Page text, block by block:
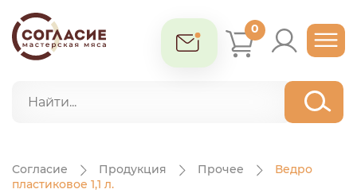
0
Согласие Продукция Прочее
Ведро
пластиковое 1,1 л.